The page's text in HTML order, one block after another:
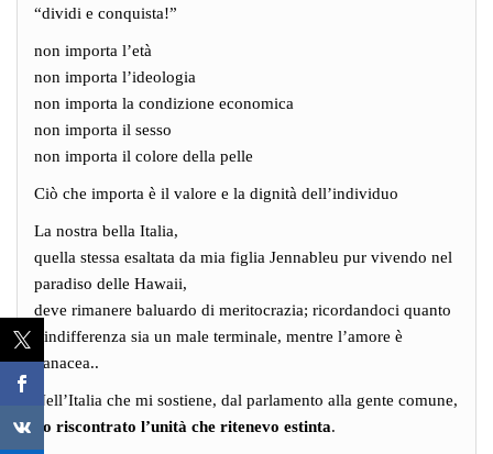
“dividi e conquista!”
non importa l’età
non importa l’ideologia
non importa la condizione economica
non importa il sesso
non importa il colore della pelle
Ciò che importa è il valore e la dignità dell’individuo
La nostra bella Italia,
quella stessa esaltata da mia figlia Jennableu pur vivendo nel
paradiso delle Hawaii,
deve rimanere baluardo di meritocrazia; ricordandoci quanto
l’indifferenza sia un male terminale, mentre l’amore è
panacea..
Nell’Italia che mi sostiene, dal parlamento alla gente comune,
ho riscontrato l’unità che ritenevo estinta.